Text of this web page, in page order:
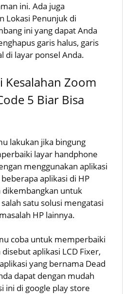
ini. Ada juga
Lokasi Penunjuk di
ini yang dapat Anda
garis halus, garis
di layar ponsel Anda.
Kesalahan Zoom
5 Biar Bisa
lakukan jika bingung
layar handphone
menggunakan aplikasi
aplikasi di HP
dikembangkan untuk
satu solusi mengatasi
HP lainnya.
coba untuk memperbaiki
aplikasi LCD Fixer,
yang bernama Dead
dapat dengan mudah
ini di google play store